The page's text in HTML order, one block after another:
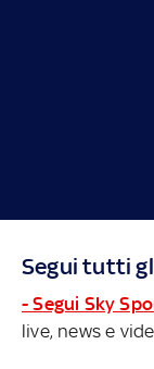
Segui tutti
- Segui Sky
live, news e